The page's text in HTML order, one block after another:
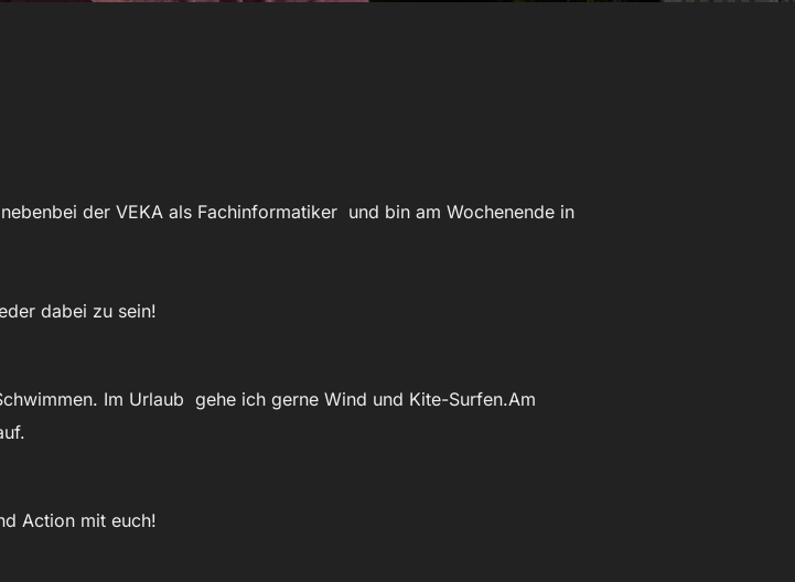
der VEKA als Fachinformatiker und bin am Wochenende in
dabei zu sein!
Im Urlaub gehe ich gerne Wind und Kite-Surfen.Am
Action mit euch!